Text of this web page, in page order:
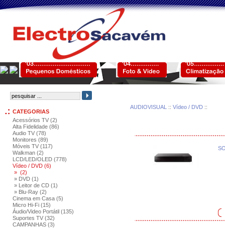
CATEGORIAS
Acessórios TV (2)
Alta Fidelidade (86)
Audio TV (78)
Monitores (89)
Móveis TV (117)
Walkman (2)
LCD/LED/OLED (778)
Vídeo / DVD (6)
» (2)
» DVD (1)
» Leitor de CD (1)
» Blu-Ray (2)
Cinema em Casa (5)
Micro Hi-Fi (15)
Áudio/Video Portátil (135)
Suportes TV (32)
CAMPANHAS (3)
AUDIOVISUAL :: Vídeo / DVD ::